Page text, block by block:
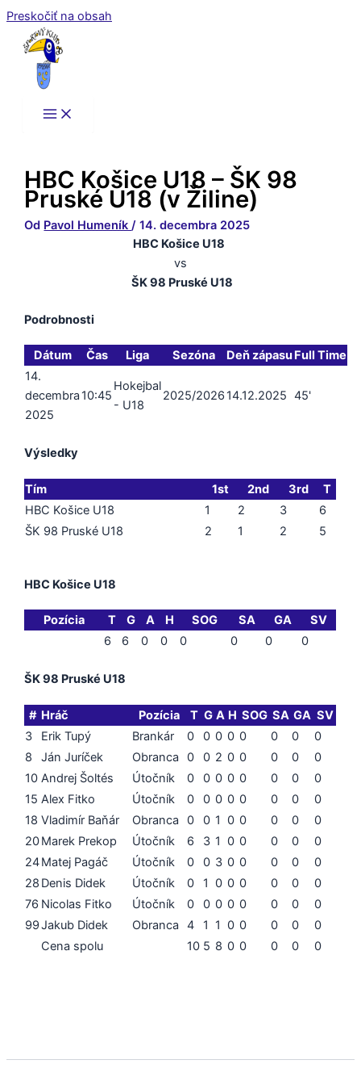
Preskočiť na obsah
HBC Košice U18 – ŠK 98
Pruské U18 (v Žiline)
Od Pavol Humeník/14. decembra 2025
HBC Košice U18
vs
ŠK 98 Pruské U18
Podrobnosti
Dátum Čas Liga Sezóna Deň zápasuFull Time
14.
decembra
2025
10:45
Hokejbal
- U18
2025/202614.12.2025 45'
Výsledky
Tím 1st 2nd 3rd
T
HBC Košice U18
1 2 3
6
ŠK 98 Pruské U18
2 1 2 5
HBC Košice U18
Pozícia T G A H SOG SA GA
SV
6
6 0 0 0 0 0 0
ŠK 98 Pruské U18
# Hráč Pozícia T G A H SOG SA GA SV
3
Erik Tupý Brankár 0 0 0 0 0 0 0
0
8
Ján Juríček Obranca 0 0 2 0 0 0 0
0
10 Andrej Šoltés Útočník 0 0 0 0 0 0 0
0
15 Alex Fitko Útočník 0 0 0 0 0 0 0
0
18 Vladimír Baňár Obranca 0 0 1 0 0 0 0
0
20Marek Prekop Útočník 6 3 1 0 0 0 0
0
24Matej Pagáč Útočník 0 0 3 0 0 0 0
0
28 Denis Didek Útočník 0 1 0 0 0 0 0
0
76 Nicolas Fitko Útočník 0 0 0 0 0 0 0
0
99Jakub Didek Obranca 4 1 1 0 0 0 0
0
Cena spolu
10 5 8 0 0 0 0 0